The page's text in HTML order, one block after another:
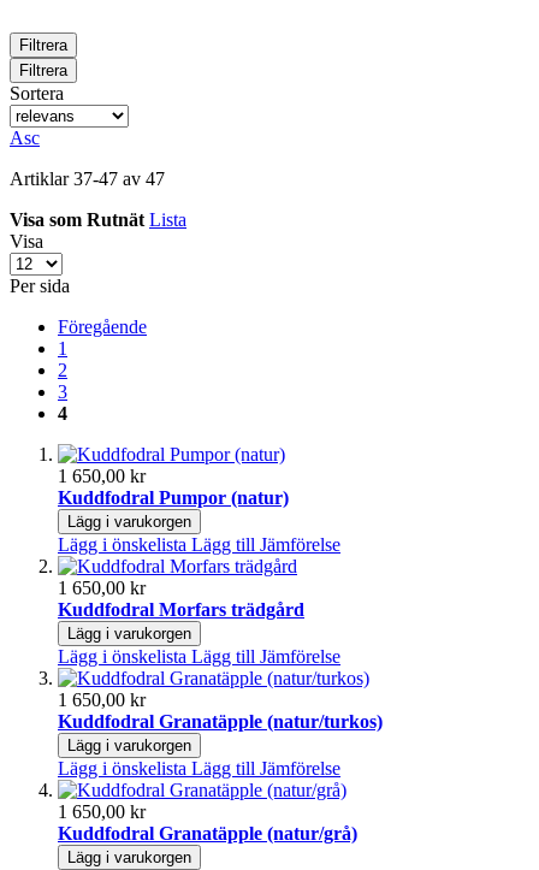
Filtrera
Filtrera
Sortera
Asc
Artiklar37-47 av 47
Visa som Rutnät Lista
Visa
Per sida
Föregående
1
2
3
4
1 650,00 kr
Kuddfodral Pumpor (natur)
Lägg i varukorgen
Lägg i önskelista Lägg till Jämförelse
1 650,00 kr
Kuddfodral Morfars trädgård
Lägg i varukorgen
Lägg i önskelista Lägg till Jämförelse
1 650,00 kr
Kuddfodral Granatäpple (natur/turkos)
Lägg i varukorgen
Lägg i önskelista Lägg till Jämförelse
1 650,00 kr
Kuddfodral Granatäpple (natur/grå)
Lägg i varukorgen